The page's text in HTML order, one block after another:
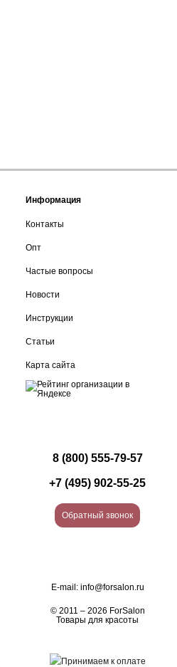
Информация
Контакты
Опт
Частые вопросы
Новости
Инструкции
Статьи
Карта сайта
8 (800) 555-79-57
+7 (495) 902-55-25
Обратный звонок
E-mail: info@forsalon.ru
© 2011 – 2026 ForSalon
Товары для красоты